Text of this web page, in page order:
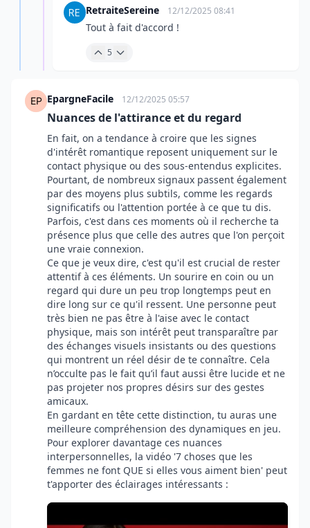
RetraiteSereine 12/12/2025 08:41
Tout à fait d'accord !
5
EpargneFacile 12/12/2025 05:57
Nuances de l'attirance et du regard
En fait, on a tendance à croire que les signes
d'intérêt romantique reposent uniquement sur le
contact physique ou des sous-entendus explicites.
Pourtant, de nombreux signaux passent également
par des moyens plus subtils, comme les regards
significatifs ou l'attention portée à ce que tu dis.
Parfois, c'est dans ces moments où il recherche ta
présence plus que celle des autres que l'on perçoit
une vraie connexion.
Ce que je veux dire, c'est qu'il est crucial de rester
attentif à ces éléments. Un sourire en coin ou un
regard qui dure un peu trop longtemps peut en
dire long sur ce qu'il ressent. Une personne peut
très bien ne pas être à l'aise avec le contact
physique, mais son intérêt peut transparaître par
des échanges visuels insistants ou des questions
qui montrent un réel désir de te connaître. Cela
n’occulte pas le fait qu’il faut aussi être lucide et ne
pas projeter nos propres désirs sur des gestes
amicaux.
En gardant en tête cette distinction, tu auras une
meilleure compréhension des dynamiques en jeu.
Pour explorer davantage ces nuances
interpersonnelles, la vidéo '7 choses que les
femmes ne font QUE si elles vous aiment bien' peut
t'apporter des éclairages intéressants :